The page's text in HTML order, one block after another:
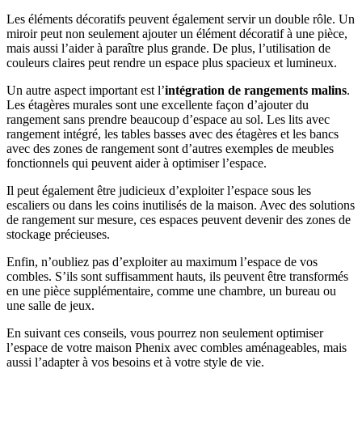
Les éléments décoratifs peuvent également servir un double rôle. Un
miroir peut non seulement ajouter un élément décoratif à une pièce,
mais aussi l’aider à paraître plus grande. De plus, l’utilisation de
couleurs claires peut rendre un espace plus spacieux et lumineux.
Un autre aspect important est l’intégration de rangements malins.
Les étagères murales sont une excellente façon d’ajouter du
rangement sans prendre beaucoup d’espace au sol. Les lits avec
rangement intégré, les tables basses avec des étagères et les bancs
avec des zones de rangement sont d’autres exemples de meubles
fonctionnels qui peuvent aider à optimiser l’espace.
Il peut également être judicieux d’exploiter l’espace sous les
escaliers ou dans les coins inutilisés de la maison. Avec des solutions
de rangement sur mesure, ces espaces peuvent devenir des zones de
stockage précieuses.
Enfin, n’oubliez pas d’exploiter au maximum l’espace de vos
combles. S’ils sont suffisamment hauts, ils peuvent être transformés
en une pièce supplémentaire, comme une chambre, un bureau ou
une salle de jeux.
En suivant ces conseils, vous pourrez non seulement optimiser
l’espace de votre maison Phenix avec combles aménageables, mais
aussi l’adapter à vos besoins et à votre style de vie.